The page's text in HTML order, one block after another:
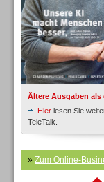
Ältere Ausgaben als
Hier lesen Sie
TeleTalk.
» Zum Online-
Inbound